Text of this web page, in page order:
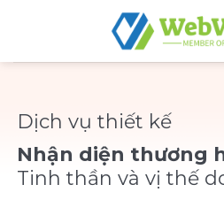
Dịch vụ thiết kế
Nhận diện thương
Tinh thần và vị thế